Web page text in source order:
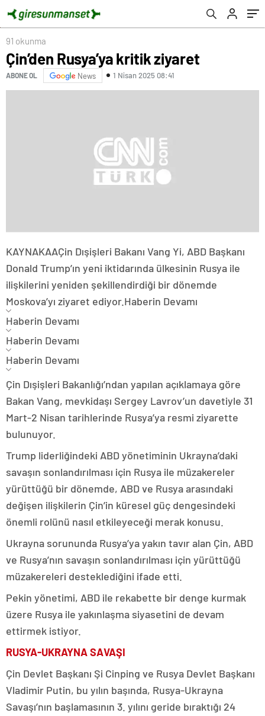
91 okunma
Çin’den Rusya’ya kritik ziyaret
ABONE OL News 1 Nisan 2025 08:41
KAYNAKAAÇin Dışişleri Bakanı Vang Yi, ABD Başkanı
Donald Trump’ın yeni iktidarında ülkesinin Rusya ile
ilişkilerini yeniden şekillendirdiği bir dönemde
Moskova’yı ziyaret ediyor. Haberin Devamı
Haberin Devamı
Haberin Devamı
Haberin Devamı
Çin Dışişleri Bakanlığı’ndan yapılan açıklamaya göre
Bakan Vang, mevkidaşı Sergey Lavrov’un davetiyle 31
Mart-2 Nisan tarihlerinde Rusya’ya resmi ziyarette
bulunuyor.
Trump liderliğindeki ABD yönetiminin Ukrayna’daki
savaşın sonlandırılması için Rusya ile müzakereler
yürüttüğü bir dönemde, ABD ve Rusya arasındaki
değişen ilişkilerin Çin’in küresel güç dengesindeki
önemli rolünü nasıl etkileyeceği merak konusu.
Ukrayna sorununda Rusya’ya yakın tavır alan Çin, ABD
ve Rusya’nın savaşın sonlandırılması için yürüttüğü
müzakereleri desteklediğini ifade etti.
Pekin yönetimi, ABD ile rekabette bir denge kurmak
üzere Rusya ile yakınlaşma siyasetini de devam
ettirmek istiyor.
RUSYA-UKRAYNA SAVAŞI
Çin Devlet Başkanı Şi Cinping ve Rusya Devlet Başkanı
Vladimir Putin, bu yılın başında, Rusya-Ukrayna
Savaşı’nın başlamasının 3. yılını geride bıraktığı 24